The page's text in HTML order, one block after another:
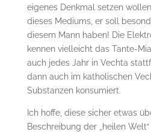
eigenes Denkmal setzen
dieses Mediums, er soll
diesem Mann haben! Die
kennen vielleicht das Tante-
auch jedes Jahr in Vechta
dann auch im katholischen
Substanzen konsumiert.
Ich hoffe, diese sicher etwas
Beschreibung der „heilen